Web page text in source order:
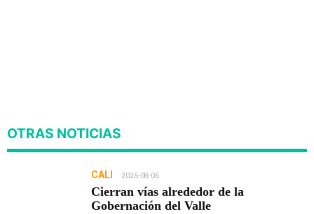
OTRAS NOTICIAS
CALI 2026-08-06
Cierran vías alrededor de la
Gobernación del Valle